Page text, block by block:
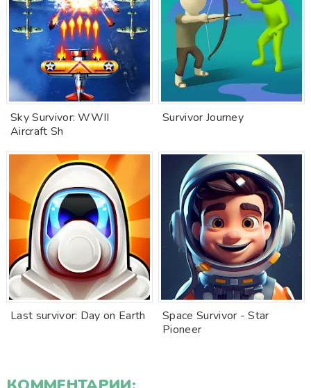
Sky Survivor: WWII
Aircraft Sh
Survivor Journey
Last survivor: Day on Earth
Space Survivor - Star
Pioneer